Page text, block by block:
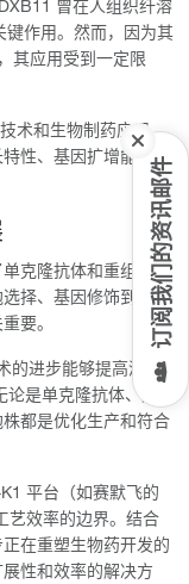
订阅我们的资讯邮件
曾在人组织纤溶
键作用。然而，因为其
其应用受到一定限
术和生物制药应用。
性、基因扩增能力、
克隆抗体和重组蛋白
择、基因修饰到筛选
要。
进步能够提高滴
是单克隆抗体、双特
都是优化生产和符合
平台（如赛默飞的
艺效率的边界。结合
在重塑生物药开发的
性和效率的解决方